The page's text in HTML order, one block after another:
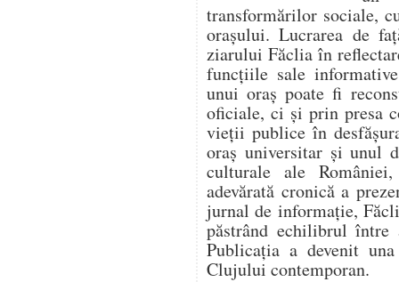
transformărilor sociale,
orașului. Lucrarea de
ziarului Făclia în
funcțiile sale
unui oraș poate fi
oficiale, ci și prin presa
vieții publice în
oraș universitar și unul
culturale ale
adevărată cronică a
jurnal de informație,
păstrând echilibrul între
Publicația a devenit
Clujului contemporan.